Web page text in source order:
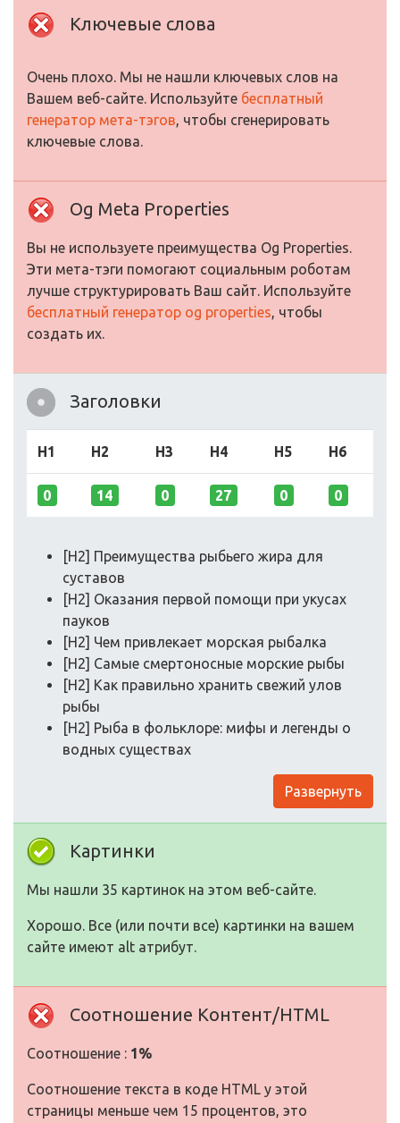
Ключевые слова
Очень плохо. Мы не нашли ключевых слов на
Вашем веб-сайте. Используйте бесплатный
генератор мета-тэгов, чтобы сгенерировать
ключевые слова.
Og Meta Properties
Вы не используете преимущества Og Properties.
Эти мета-тэги помогают социальным роботам
лучше структурировать Ваш сайт. Используйте
бесплатный генератор og properties, чтобы
создать их.
Заголовки
H1 H2 H3 H4 H5 H6
0 14 0 27 0 0
[H2] Преимущества рыбьего жира для
суставов
[H2] Оказания первой помощи при укусах
пауков
[H2] Чем привлекает морская рыбалка
[H2] Самые смертоносные морские рыбы
[H2] Как правильно хранить свежий улов
рыбы
[H2] Рыба в фольклоре: мифы и легенды о
водных существах
Развернуть
Картинки
Мы нашли 35 картинок на этом веб-сайте.
Хорошо. Все (или почти все) картинки на вашем
сайте имеют alt атрибут.
Соотношение Контент/HTML
Соотношение : 1%
Соотношение текста в коде HTML у этой
страницы меньше чем 15 процентов, это